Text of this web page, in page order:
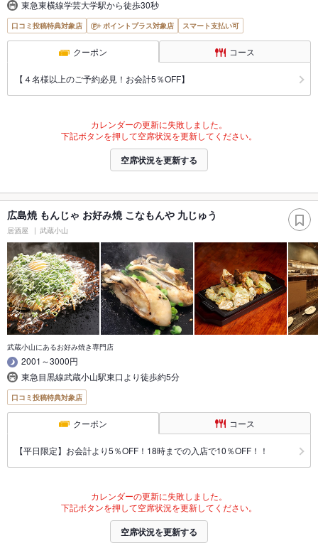
東急東横線学芸大学駅から徒歩30秒
口コミ投稿特典対象店 ポイントプラス対象店 スマート支払い可
クーポン コース
【４名様以上のご予約必見！お会計5％OFF】
カレンダーの更新に失敗しました。
下記ボタンを押して空席状況を更新してください。
空席状況を更新する
広島焼 もんじゃ お好み焼 こなもんや 九じゅう
居酒屋 武蔵小山
武蔵小山にあるお好み焼き専門店
2001～3000円
東急目黒線武蔵小山駅東口より徒歩約5分
口コミ投稿特典対象店
クーポン コース
【平日限定】お会計より5％OFF！18時までの入店で10％OFF！！
カレンダーの更新に失敗しました。
下記ボタンを押して空席状況を更新してください。
空席状況を更新する